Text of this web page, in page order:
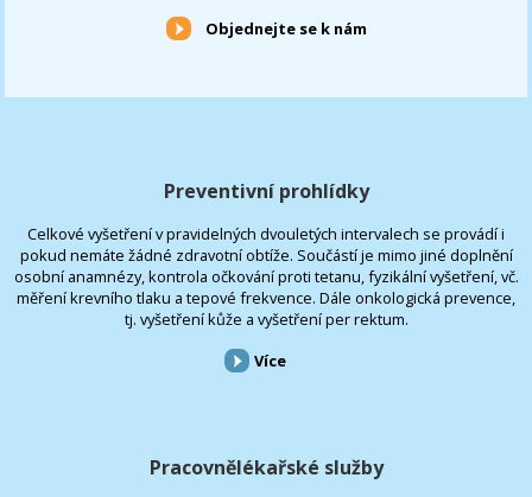
Objednejte se k nám
Preventivní prohlídky
Celkové vyšetření v pravidelných dvouletých intervalech se provádí i
pokud nemáte žádné zdravotní obtíže. Součástí je mimo jiné doplnění
osobní anamnézy, kontrola očkování proti tetanu, fyzikální vyšetření, vč.
měření krevního tlaku a tepové frekvence. Dále onkologická prevence,
tj. vyšetření kůže a vyšetření per rektum.
Více
Pracovnělékařské služby